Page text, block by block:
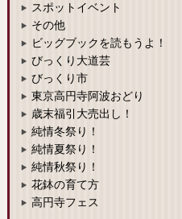
スポットイベント
その他
ビッグブックを読もうよ！
びっくり大道芸
びっくり市
東京高円寺阿波おどり
歳末福引大売出し！
純情冬祭り！
純情夏祭り！
純情秋祭り！
花鉢の育て方
高円寺フェス